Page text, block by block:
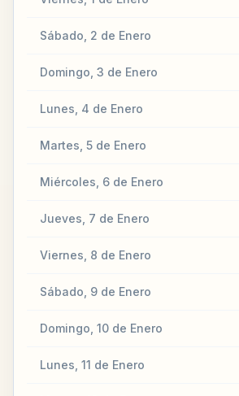
Sábado, 2 de Enero
Domingo, 3 de Enero
Lunes, 4 de Enero
Martes, 5 de Enero
Miércoles, 6 de Enero
Jueves, 7 de Enero
Viernes, 8 de Enero
Sábado, 9 de Enero
Domingo, 10 de Enero
Lunes, 11 de Enero